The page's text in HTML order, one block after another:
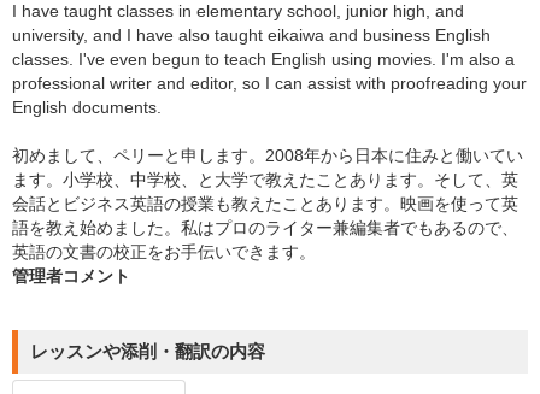
I have taught classes in elementary school, junior high, and
university, and I have also taught eikaiwa and business English
classes. I've even begun to teach English using movies. I'm also a
professional writer and editor, so I can assist with proofreading your
English documents.
初めまして、ペリーと申します。2008年から日本に住みと働いてい
ます。小学校、中学校、と大学で教えたことあります。そして、英
会話とビジネス英語の授業も教えたことあります。映画を使って英
語を教え始めました。私はプロのライター兼編集者でもあるので、
英語の文書の校正をお手伝いできます。
管理者コメント
レッスンや添削・翻訳の内容